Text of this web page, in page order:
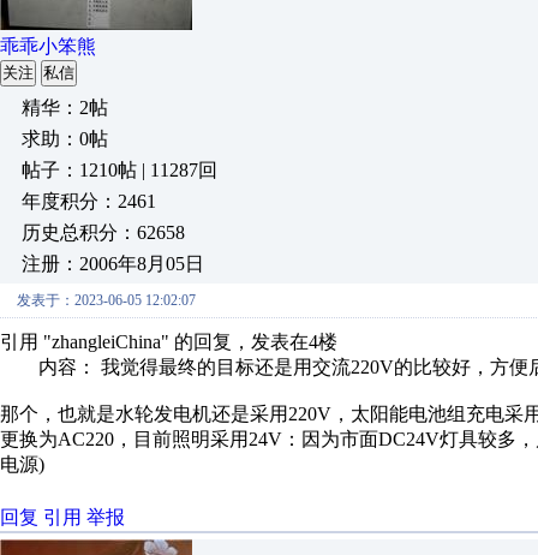
乖乖小笨熊
关注 私信
精华：2帖
求助：0帖
帖子：1210帖 | 11287回
年度积分：2461
历史总积分：62658
注册：2006年8月05日
发表于：2023-06-05 12:02:07
引用 "zhangleiChina" 的回复，发表在4楼
内容： 我觉得最终的目标还是用交流220V的比较好，方便
那个，也就是水轮发电机还是采用220V，太阳能电池组充电
更换为AC220，目前照明采用24V：因为市面DC24V灯具较多
电源)
回复 引用 举报